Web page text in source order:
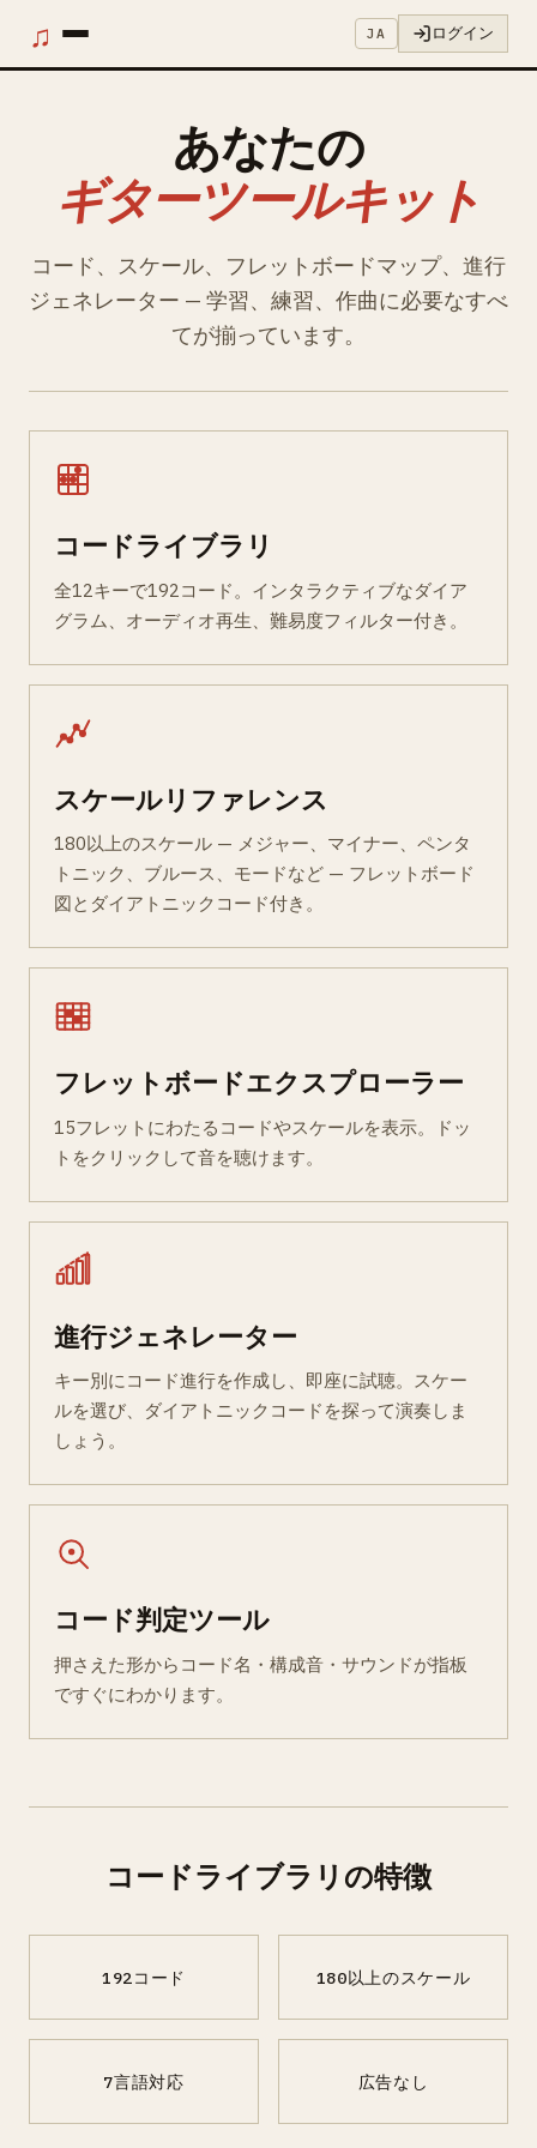
♫ JA ログイン
あなたの
ギターツールキット
コード、スケール、フレットボードマップ、進行
ジェネレーター — 学習、練習、作曲に必要なすべ
てが揃っています。
コードライブラリ
全12キーで192コード。インタラクティブなダイア
グラム、オーディオ再生、難易度フィルター付き。
スケールリファレンス
180以上のスケール — メジャー、マイナー、ペンタ
トニック、ブルース、モードなど — フレットボード
図とダイアトニックコード付き。
フレットボードエクスプローラー
15フレットにわたるコードやスケールを表示。ドッ
トをクリックして音を聴けます。
進行ジェネレーター
キー別にコード進行を作成し、即座に試聴。スケー
ルを選び、ダイアトニックコードを探って演奏しま
しょう。
コード判定ツール
押さえた形からコード名・構成音・サウンドが指板
ですぐにわかります。
コードライブラリの特徴
192コード 180以上のスケール
7言語対応 広告なし